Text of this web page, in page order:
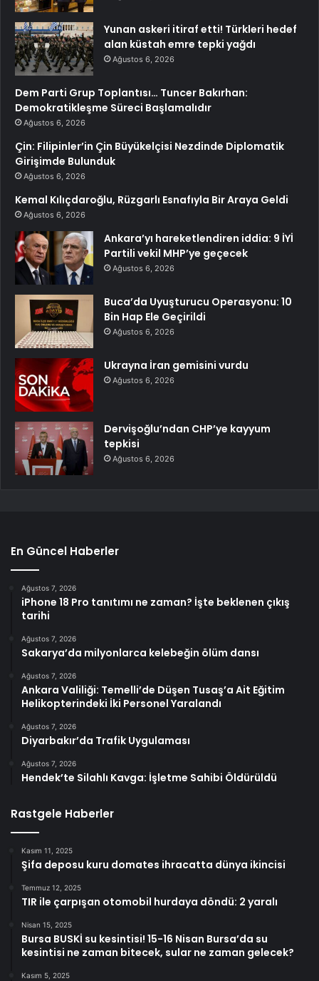
Yunan askeri itiraf etti! Türkleri hedef
alan küstah emre tepki yağdı
Ağustos 6, 2026
Dem Parti Grup Toplantısı… Tuncer Bakırhan:
Demokratikleşme Süreci Başlamalıdır
Ağustos 6, 2026
Çin: Filipinler’in Çin Büyükelçisi Nezdinde Diplomatik
Girişimde Bulunduk
Ağustos 6, 2026
Kemal Kılıçdaroğlu, Rüzgarlı Esnafıyla Bir Araya Geldi
Ağustos 6, 2026
Ankara’yı hareketlendiren iddia: 9 İYİ
Partili vekil MHP’ye geçecek
Ağustos 6, 2026
Buca’da Uyuşturucu Operasyonu: 10
Bin Hap Ele Geçirildi
Ağustos 6, 2026
Ukrayna İran gemisini vurdu
Ağustos 6, 2026
Dervişoğlu’ndan CHP’ye kayyum
tepkisi
Ağustos 6, 2026
En Güncel Haberler
Ağustos 7, 2026
iPhone 18 Pro tanıtımı ne zaman? İşte beklenen çıkış
tarihi
Ağustos 7, 2026
Sakarya’da milyonlarca kelebeğin ölüm dansı
Ağustos 7, 2026
Ankara Valiliği: Temelli’de Düşen Tusaş’a Ait Eğitim
Helikopterindeki İki Personel Yaralandı
Ağustos 7, 2026
Diyarbakır’da Trafik Uygulaması
Ağustos 7, 2026
Hendek’te Silahlı Kavga: İşletme Sahibi Öldürüldü
Rastgele Haberler
Kasım 11, 2025
Şifa deposu kuru domates ihracatta dünya ikincisi
Temmuz 12, 2025
TIR ile çarpışan otomobil hurdaya döndü: 2 yaralı
Nisan 15, 2025
Bursa BUSKİ su kesintisi! 15-16 Nisan Bursa’da su
kesintisi ne zaman bitecek, sular ne zaman gelecek?
Kasım 5, 2025